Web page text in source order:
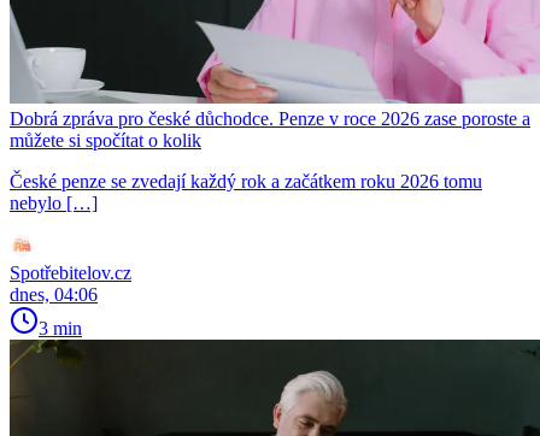
Dobrá zpráva pro české důchodce. Penze v roce 2026 zase poroste a
můžete si spočítat o kolik
České penze se zvedají každý rok a začátkem roku 2026 tomu
nebylo […]
Spotřebitelov.cz
dnes, 04:06
3 min